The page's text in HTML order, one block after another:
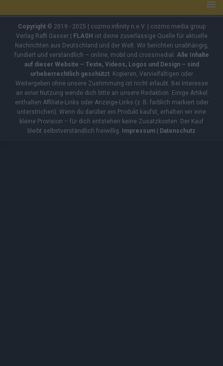
Copyright© 2019 - 2025 | cozmo infinity n.e.V. | cozmo media group
Verlag Raffi Gasser |
FLASH ist deine zuverlässige Quelle für aktuelle
Nachrichten aus Deutschland und der Welt. Wir berichten unabhängig,
fundiert und verständlich – online, mobil und crossmedial. Alle Inhalte
auf dieser Website – Texte, Videos, Logos und Design – sind
urheberrechtlich geschützt. Kopieren, Vervielfältigen oder
Weitergeben ohne unsere Zustimmung ist nicht erlaubt. Bei Interesse
an einer Nutzung wende dich bitte an unsere Redaktion. Einige Artikel
enthalten Affiliate-Links oder Anzeige-Links (z. B. farblich markiert oder
unterstrichen). Wenn du darüber ein Produkt kaufst, erhalten wir eine
kleine Provision – für dich entstehen keine Zusatzkosten. Der Kauf
bleibt selbstverständlich freiwillig.
Impressum Datenschutz